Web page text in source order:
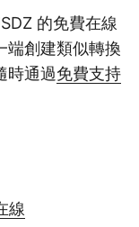
的免費在線
端創建類似轉換
時通過免費支持
線